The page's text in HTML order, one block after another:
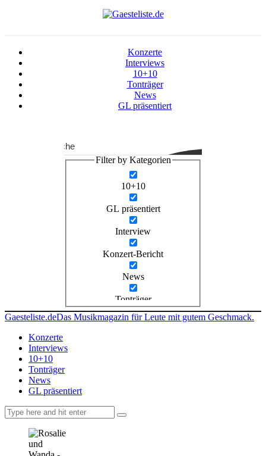
Konzerte
Interviews
10+10
Tonträger
News
GL präsentiert
Suche
Filter by Kategorien
10+10
GL präsentiert
Interview
Konzert-Bericht
News
Tonträger
Gaesteliste.deDas Musikmagazin für Leute mit gutem Geschmack.
Konzerte
Interviews
10+10
Tonträger
News
GL präsentiert